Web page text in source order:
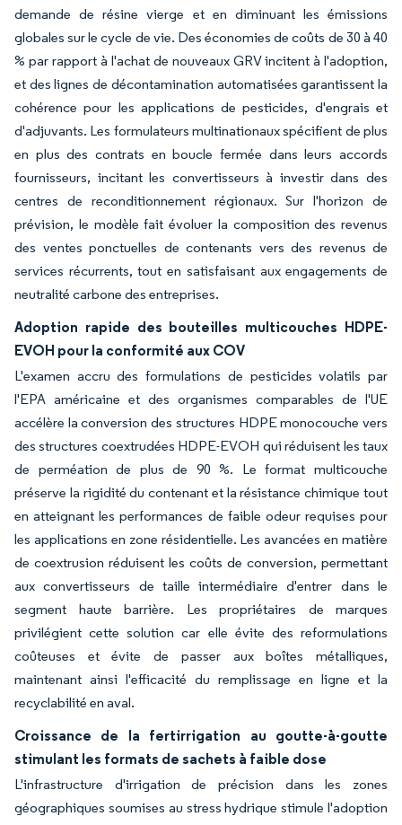
demande de résine vierge et en diminuant les émissions
globales sur le cycle de vie. Des économies de coûts de 30 à 40
% par rapport à l'achat de nouveaux GRV incitent à l'adoption,
et des lignes de décontamination automatisées garantissent la
cohérence pour les applications de pesticides, d'engrais et
d'adjuvants. Les formulateurs multinationaux spécifient de plus
en plus des contrats en boucle fermée dans leurs accords
fournisseurs, incitant les convertisseurs à investir dans des
centres de reconditionnement régionaux. Sur l'horizon de
prévision, le modèle fait évoluer la composition des revenus
des ventes ponctuelles de contenants vers des revenus de
services récurrents, tout en satisfaisant aux engagements de
neutralité carbone des entreprises.
Adoption rapide des bouteilles multicouches HDPE-
EVOH pour la conformité aux COV
L'examen accru des formulations de pesticides volatils par
l'EPA américaine et des organismes comparables de l'UE
accélère la conversion des structures HDPE monocouche vers
des structures coextrudées HDPE-EVOH qui réduisent les taux
de perméation de plus de 90 %. Le format multicouche
préserve la rigidité du contenant et la résistance chimique tout
en atteignant les performances de faible odeur requises pour
les applications en zone résidentielle. Les avancées en matière
de coextrusion réduisent les coûts de conversion, permettant
aux convertisseurs de taille intermédiaire d'entrer dans le
segment haute barrière. Les propriétaires de marques
privilégient cette solution car elle évite des reformulations
coûteuses et évite de passer aux boîtes métalliques,
maintenant ainsi l'efficacité du remplissage en ligne et la
recyclabilité en aval.
Croissance de la fertirrigation au goutte-à-goutte
stimulant les formats de sachets à faible dose
L'infrastructure d'irrigation de précision dans les zones
géographiques soumises au stress hydrique stimule l'adoption